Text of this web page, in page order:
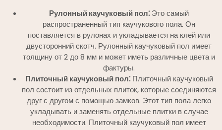
Рулонный каучуковый пол⁚ Это самый
распространенный тип каучукового пола. Он
поставляется в рулонах и укладывается на клей или
двусторонний скотч. Рулонный каучуковый пол имеет
толщину от 2 до 8 мм и может иметь различные цвета и
фактуры.
Плиточный каучуковый пол⁚Плиточный каучуковый
пол состоит из отдельных плиток, которые соединяются
друг с другом с помощью замков. Этот тип пола легко
укладывать и заменять отдельные плитки в случае
необходимости. Плиточный каучуковый пол имеет